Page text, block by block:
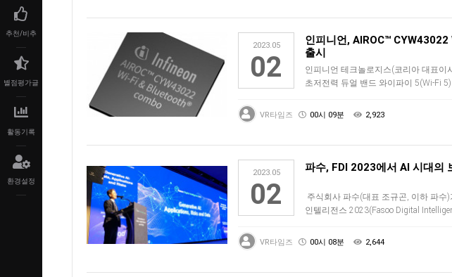
2023.05
02
인피니언, AIROC™
출시
인피니언 테크놀로지스(코리아 대표이
초저전력 듀얼 밴드 와이파이 5(Wi-Fi
VR타임즈 00시 09분 2,923
2023.05
02
파수, FDI 2023에서 AI 시대의
주식회사 파수(대표 조규곤, 이하 파수
인텔리전스 2023(Fasoo Digital
VR타임즈 00시 08분 2,644
추천/비추
별점평가글
활동기록
환경설정